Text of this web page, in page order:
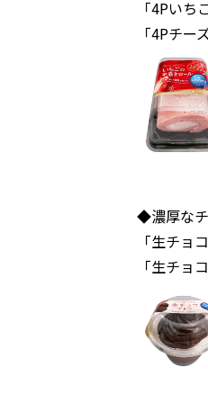
「4Pいち
「4Pチ
◆濃厚な
「生チョ
「生チョ